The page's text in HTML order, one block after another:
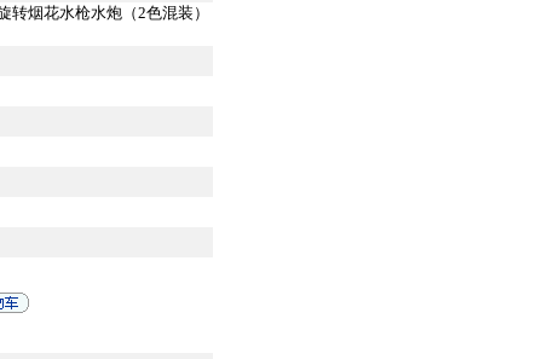
转烟花水枪水炮（2色混装）